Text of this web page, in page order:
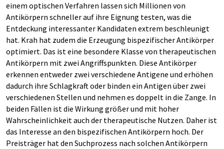
einem optischen Verfahren lassen sich Millionen von
Antikörpern schneller auf ihre Eignung testen, was die
Entdeckung interessanter Kandidaten extrem beschleunigt
hat. Krah hat zudem die Erzeugung bispezifischer Antikörper
optimiert. Das ist eine besondere Klasse von therapeutischen
Antikörpern mit zwei Angriffspunkten. Diese Antikörper
erkennen entweder zwei verschiedene Antigene und erhöhen
dadurch ihre Schlagkraft oder binden ein Antigen über zwei
verschiedenen Stellen und nehmen es doppelt in die Zange. In
beiden Fällen ist die Wirkung größer und mit hoher
Wahrscheinlichkeit auch der therapeutische Nutzen. Daher ist
das Interesse an den bispezifischen Antikörpern hoch. Der
Preisträger hat den Suchprozess nach solchen Antikörpern